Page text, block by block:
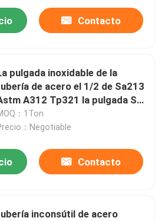
Contacto
pulgada inoxidable de la
de acero el 1/2 de Sa213
A312 Tp321 la pulgada Ss
de la pulgada 2,5 de
4 pulgada 2 instala tubos
：1Ton
：Negotiable
Contacto
inconsútil de acero